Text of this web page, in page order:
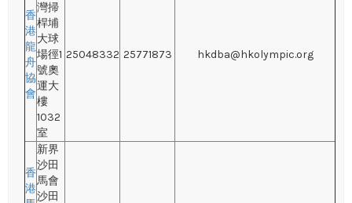
香
港
龍
舟
協
會
灣掃
桿埔
大球
場徑1
號奧
運大
樓
1032
室
25048332 25771873 hkdba@hkolympic.org
香
港
新界
沙田
馬會
沙田